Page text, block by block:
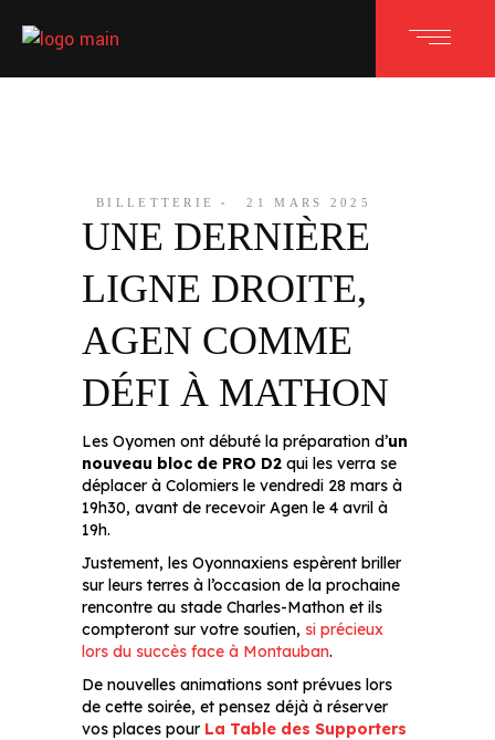
BILLETTERIE 21 MARS 2025
UNE DERNIÈRE
LIGNE DROITE,
AGEN COMME
DÉFI À MATHON
Les Oyomen ont débuté la préparation d’un
nouveau bloc de PRO D2 qui les verra se
déplacer à Colomiers le vendredi 28 mars à
19h30, avant de recevoir Agen le 4 avril à
19h.
Justement, les Oyonnaxiens espèrent briller
sur leurs terres à l’occasion de la prochaine
rencontre au stade Charles-Mathon et ils
compteront sur votre soutien, si précieux
lors du succès face à Montauban.
De nouvelles animations sont prévues lors
de cette soirée, et pensez déjà à réserver
vos places pour La Table des Supporters